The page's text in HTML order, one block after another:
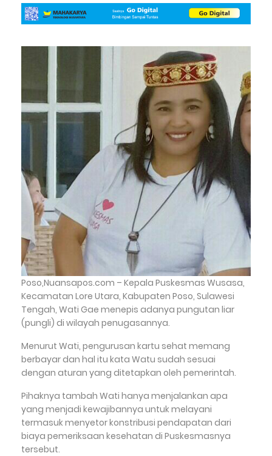
Poso,Nuansapos.com – Kepala Puskesmas Wusasa,
Kecamatan Lore Utara, Kabupaten Poso, Sulawesi
Tengah, Wati Gae menepis adanya pungutan liar
(pungli) di wilayah penugasannya.
Menurut Wati, pengurusan kartu sehat memang
berbayar dan hal itu kata Watu sudah sesuai
dengan aturan yang ditetapkan oleh pemerintah.
Pihaknya tambah Wati hanya menjalankan apa
yang menjadi kewajibannya untuk melayani
termasuk menyetor konstribusi pendapatan dari
biaya pemeriksaan kesehatan di Puskesmasnya
tersebut.